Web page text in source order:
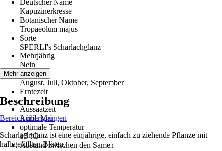
Deutscher Name
Kapuzinerkresse
Botanischer Name
Tropaeolum majus
Sorte
SPERLI's Scharlachglanz
Mehrjährig
Nein
Blütezeit
August, Juli, Oktober, September
Erntezeit
-
Aussaatzeit
April, Mai
optimale Temperatur
15 °C
Abstand zwischen den Samen
Mehr anzeigen
Beschreibung
Bereich überspringen
Scharlachglanz ist eine einjährige, einfach zu ziehende Pflanze mit
halbgefüllten Blüten.